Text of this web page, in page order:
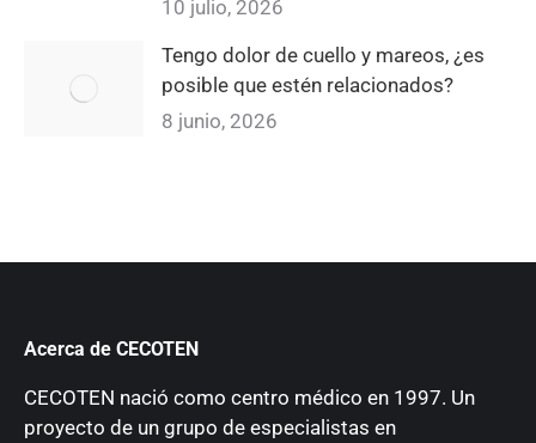
10 julio, 2026
Tengo dolor de cuello y mareos, ¿es
posible que estén relacionados?
8 junio, 2026
Acerca de CECOTEN
CECOTEN nació como centro médico en 1997. Un
proyecto de un grupo de especialistas en